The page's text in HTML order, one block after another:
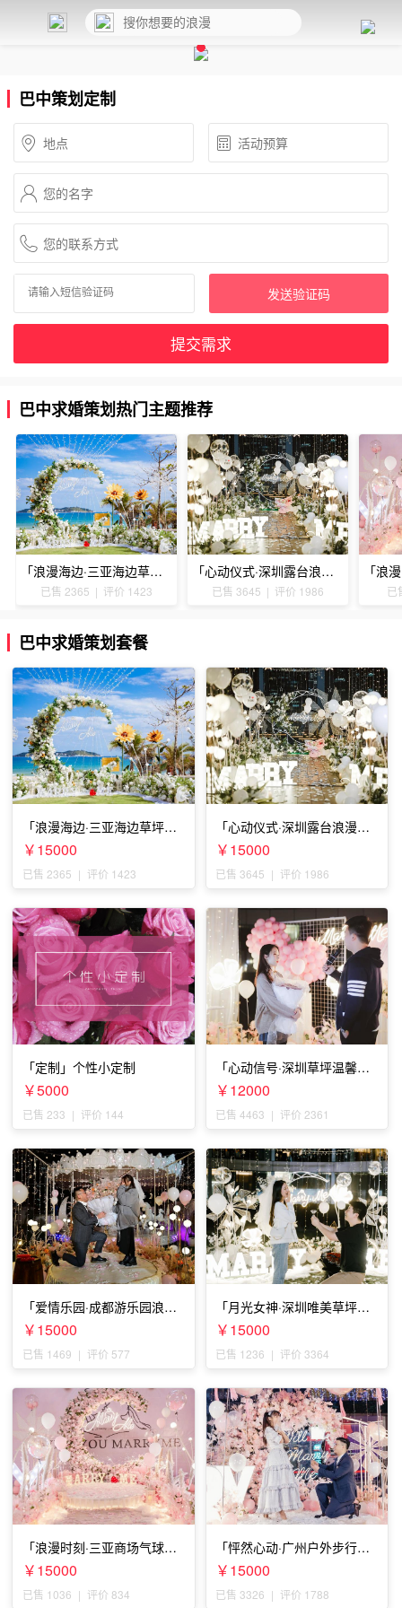
巴中策划定制
发送验证码
提交需求
巴中求婚策划热门主题推荐
「浪漫海边·三亚海边草坪浪漫求婚」
已售 2365 | 评价 1423
「心动仪式·深圳露台浪漫求婚」
已售 3645 | 评价 1986 已
巴中求婚策划套餐
「浪漫海边·三亚海边草坪浪
漫求婚」
￥15000
已售 2365 | 评价 1423
「心动仪式·深圳露台浪漫求
婚」
￥15000
已售 3645 | 评价 1986
「定制」个性小定制
￥5000
已售 233 | 评价 144
「心动信号·深圳草坪温馨求
婚」
￥12000
已售 4463 | 评价 2361
「爱情乐园·成都游乐园浪漫
求婚」
￥15000
已售 1469 | 评价 577
「月光女神·深圳唯美草坪浪
漫求婚」
￥15000
已售 1236 | 评价 3364
「浪漫时刻·三亚商场气球雨
惊喜求婚」
￥15000
已售 1036 | 评价 834
「怦然心动·广州户外步行街
求婚」
￥15000
已售 3326 | 评价 1788